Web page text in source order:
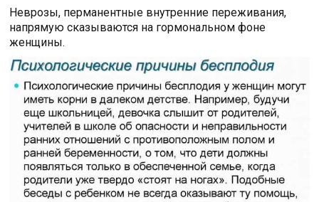
Неврозы, перманентные внутренние переживания,
напрямую сказываются на гормональном фоне
женщины.